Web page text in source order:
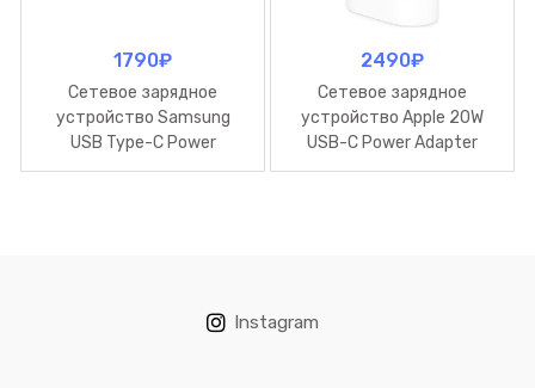
1790₽
Сетевое зарядное
устройство Samsung
USB Type-C Power
Delivery 25W White (EP-
2490₽
Сетевое зарядное
устройство Apple 20W
USB-C Power Adapter
MHJE3ZM/A
Instagram